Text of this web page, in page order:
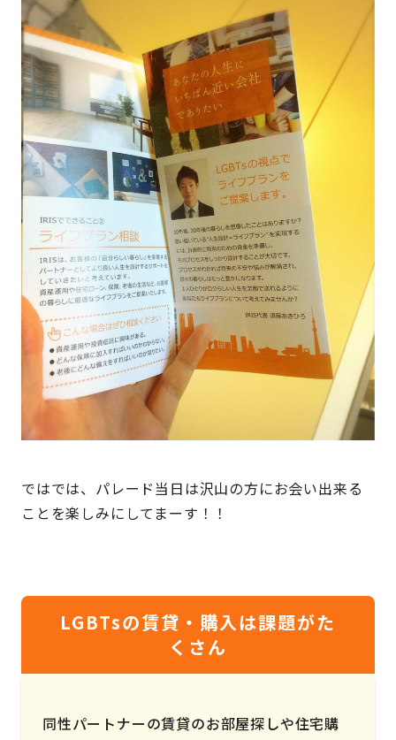
ではでは、パレード当日は沢山の方にお会い出来る
ことを楽しみにしてまーす！！
LGBTsの賃貸・購入は課題がた
くさん
同性パートナーの賃貸のお部屋探しや住宅購